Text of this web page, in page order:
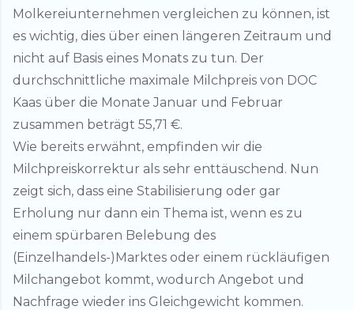
Molkereiunternehmen vergleichen zu können, ist
es wichtig, dies über einen längeren Zeitraum und
nicht auf Basis eines Monats zu tun. Der
durchschnittliche maximale Milchpreis von DOC
Kaas über die Monate Januar und Februar
zusammen beträgt 55,71 €.
Wie bereits erwähnt, empfinden wir die
Milchpreiskorrektur als sehr enttäuschend. Nun
zeigt sich, dass eine Stabilisierung oder gar
Erholung nur dann ein Thema ist, wenn es zu
einem spürbaren Belebung des
(Einzelhandels-)Marktes oder einem rückläufigen
Milchangebot kommt, wodurch Angebot und
Nachfrage wieder ins Gleichgewicht kommen.